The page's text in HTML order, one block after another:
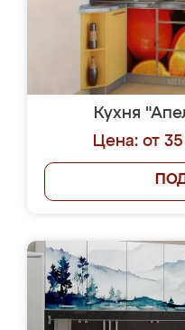
Кухня
Цена: от